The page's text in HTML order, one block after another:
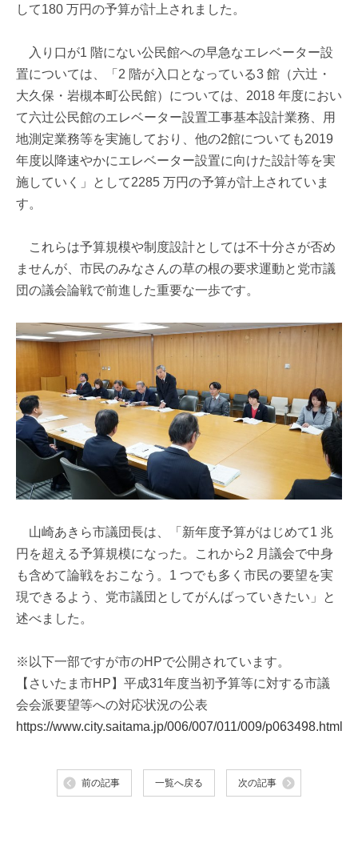
して180 万円の予算が計上されました。
入り口が1 階にない公民館への早急なエレベーター設
置については、「2 階が入口となっている3 館（六辻・
大久保・岩槻本町公民館）については、2018 年度におい
て六辻公民館のエレベーター設置工事基本設計業務、用
地測定業務等を実施しており、他の2館についても2019
年度以降速やかにエレベーター設置に向けた設計等を実
施していく」として2285 万円の予算が計上されていま
す。
これらは予算規模や制度設計としては不十分さが否め
ませんが、市民のみなさんの草の根の要求運動と党市議
団の議会論戦で前進した重要な一歩です。
山崎あきら市議団長は、「新年度予算がはじめて1 兆
円を超える予算規模になった。これから2 月議会で中身
も含めて論戦をおこなう。1 つでも多く市民の要望を実
現できるよう、党市議団としてがんばっていきたい」と
述べました。
※以下一部ですが市のHPで公開されています。
【さいたま市HP】平成31年度当初予算等に対する市議
会会派要望等への対応状況の公表
https://www.city.saitama.jp/006/007/011/009/p063498.html
前の記事 一覧へ戻る 次の記事